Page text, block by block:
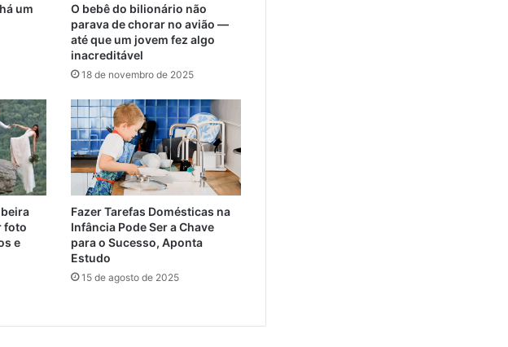
um
O bebê do bilionário não
parava de chorar no avião —
até que um jovem fez algo
inacreditável
18 de novembro de 2025
foto
e
Fazer Tarefas Domésticas na
Infância Pode Ser a Chave
para o Sucesso, Aponta
Estudo
15 de agosto de 2025